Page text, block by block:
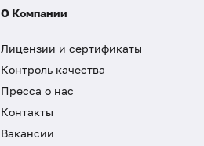
О Компании
Лицензии и сертификаты
Контроль качества
Пресса о нас
Контакты
Вакансии